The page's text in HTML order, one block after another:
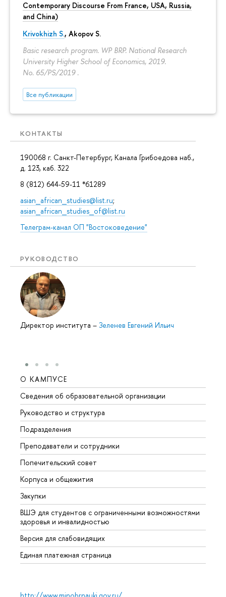
Contemporary Discourse From France, USA, Russia,
and China)
Krivokhizh S., Akopov S.
Basic research program. WP BRP. National Research
University Higher School of Economics, 2019.
No. 65/PS/2019 .
Все публикации
КОНТАКТЫ
190068 г. Санкт-Петербург, Канала Грибоедова наб.,
д. 123, каб. 322
8 (812) 644-59-11 *61289
asian_african_studies@list.ru;
asian_african_studies_of@list.ru
Телеграм-канал ОП "Востоковедение"
РУКОВОДСТВО
Директор института – Зеленев Евгений Ильич
О КАМПУСЕ
Сведения об образовательной организации
Руководство и структура
Подразделения
Преподаватели и сотрудники
Попечительский совет
Корпуса и общежития
Закупки
ВШЭ для студентов с ограниченными возможностями
здоровья и инвалидностью
Версия для слабовидящих
Единая платежная страница